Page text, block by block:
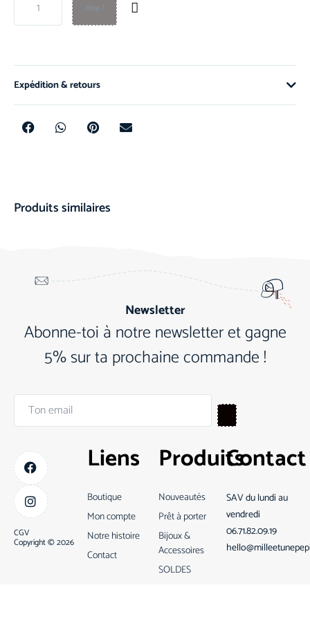
Hop !
Expédition & retours
Produits similaires
Newsletter
Abonne-toi à notre newsletter et gagne
5% sur ta prochaine commande !
CGV
Copyright © 2026
Liens
Boutique
Mon compte
Notre histoire
Contact
Produits
Nouveautés
Prêt à porter
Bijoux &
Accessoires
SOLDES
Contact
SAV du lundi au
vendredi
06.71.82.09.19